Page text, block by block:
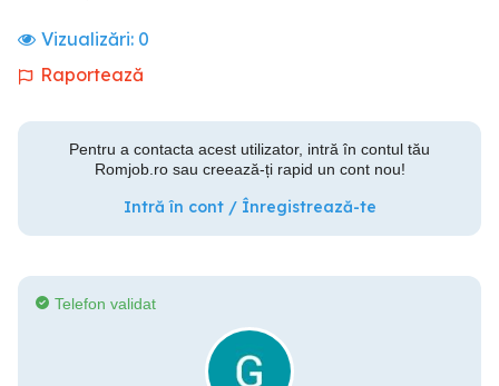
Vizualizări: 0
Raportează
Pentru a contacta acest utilizator, intră în contul tău
Romjob.ro sau creează-ți rapid un cont nou!
Intră în cont / Înregistrează-te
Telefon validat